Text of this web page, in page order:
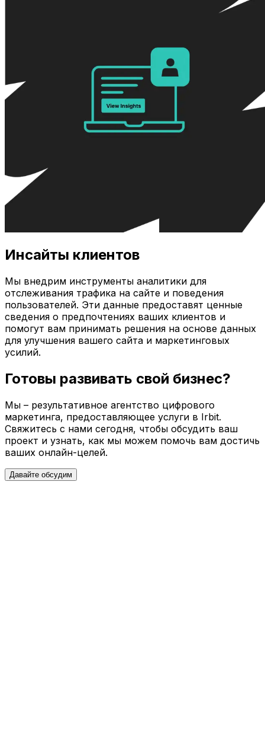
Инсайты клиентов
Мы внедрим инструменты аналитики для
отслеживания трафика на сайте и поведения
пользователей. Эти данные предоставят ценные
сведения о предпочтениях ваших клиентов и
помогут вам принимать решения на основе данных
для улучшения вашего сайта и маркетинговых
усилий.
Готовы развивать свой бизнес?
Мы – результативное агентство цифрового
маркетинга, предоставляющее услуги в Irbit.
Свяжитесь с нами сегодня, чтобы обсудить ваш
проект и узнать, как мы можем помочь вам достичь
ваших онлайн-целей.
Давайте обсудим